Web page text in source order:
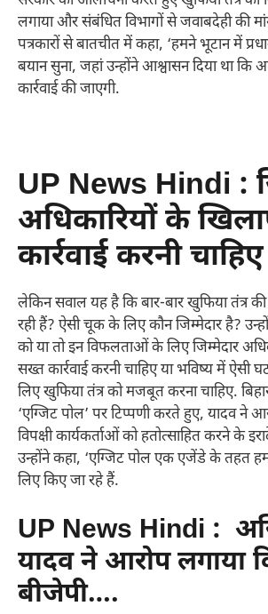
लगाया और संबंधित विभागों से जवाबदेही की
पत्रकारों से बातचीत में कहा, ‘हमने भूटान में
बयान सुना, जहां उन्होंने आश्वासन दिया था कि
कार्रवाई की जाएगी.
UP News Hindi :
अधिकारियों के
कार्रवाई करनी चाहिए
लेकिन सवाल यह है कि बार-बार खुफिया तंत्र
रही हैं? ऐसी चूक के लिए कौन जिम्मेदार है?
को या तो इन विफलताओं के लिए जिम्मेदार
सख्त कार्रवाई करनी चाहिए या भविष्य में ऐसी
लिए खुफिया तंत्र को मजबूत करना चाहिए.
‘एग्जिट पोल’ पर टिप्पणी करते हुए, यादव ने
विपक्षी कार्यकर्ताओं को हतोत्साहित करने के
उन्होंने कहा, ‘एग्जिट पोल एक एजेंडे के तहत
लिए किए जा रहे हैं.
UP News Hindi :
यादव ने आरोप लगाया
बीजेपी….